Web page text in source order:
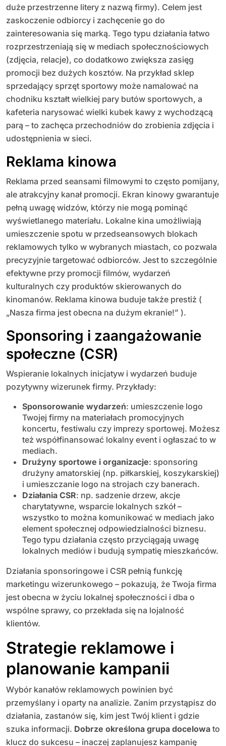
duże przestrzenne litery z nazwą firmy). Celem jest
zaskoczenie odbiorcy i zachęcenie go do
zainteresowania się marką. Tego typu działania łatwo
rozprzestrzeniają się w mediach społecznościowych
(zdjęcia, relacje), co dodatkowo zwiększa zasięg
promocji bez dużych kosztów. Na przykład sklep
sprzedający sprzęt sportowy może namalować na
chodniku kształt wielkiej pary butów sportowych, a
kafeteria narysować wielki kubek kawy z wychodzącą
parą – to zachęca przechodniów do zrobienia zdjęcia i
udostępnienia w sieci.
Reklama kinowa
Reklama przed seansami filmowymi to często pomijany,
ale atrakcyjny kanał promocji. Ekran kinowy gwarantuje
pełną uwagę widzów, którzy nie mogą pominąć
wyświetlanego materiału. Lokalne kina umożliwiają
umieszczenie spotu w przedseansowych blokach
reklamowych tylko w wybranych miastach, co pozwala
precyzyjnie targetować odbiorców. Jest to szczególnie
efektywne przy promocji filmów, wydarzeń
kulturalnych czy produktów skierowanych do
kinomanów. Reklama kinowa buduje także prestiż (
„Nasza firma jest obecna na dużym ekranie!” ).
Sponsoring i zaangażowanie
społeczne (CSR)
Wspieranie lokalnych inicjatyw i wydarzeń buduje
pozytywny wizerunek firmy. Przykłady:
Sponsorowanie wydarzeń: umieszczenie logo
Twojej firmy na materiałach promocyjnych
koncertu, festiwalu czy imprezy sportowej. Możesz
też współfinansować lokalny event i ogłaszać to w
mediach.
Drużyny sportowe i organizacje: sponsoring
drużyny amatorskiej (np. piłkarskiej, koszykarskiej)
i umieszczanie logo na strojach czy banerach.
Działania CSR: np. sadzenie drzew, akcje
charytatywne, wsparcie lokalnych szkół –
wszystko to można komunikować w mediach jako
element społecznej odpowiedzialności biznesu.
Tego typu działania często przyciągają uwagę
lokalnych mediów i budują sympatię mieszkańców.
Działania sponsoringowe i CSR pełnią funkcję
marketingu wizerunkowego – pokazują, że Twoja firma
jest obecna w życiu lokalnej społeczności i dba o
wspólne sprawy, co przekłada się na lojalność
klientów.
Strategie reklamowe i
planowanie kampanii
Wybór kanałów reklamowych powinien być
przemyślany i oparty na analizie. Zanim przystąpisz do
działania, zastanów się, kim jest Twój klient i gdzie
szuka informacji. Dobrze określona grupa docelowa to
klucz do sukcesu – inaczej zaplanujesz kampanię